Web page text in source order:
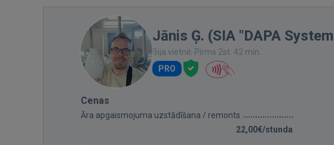
Jānis Ģ. (SIA "DAPA
Bija vietnē: Pirms 2st. 42 min.
PRO
Cenas
Āra apgaismojuma uzstādīšana / remonts
22,00€/stunda